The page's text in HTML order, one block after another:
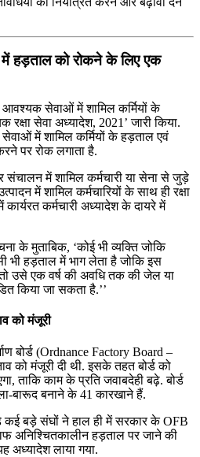
हड़ताल को रोकने के लिए एक
आवश्यक सेवाओं में शामिल कर्मियों के
सेवा अध्यादेश, 2021’ जारी किया.
में शामिल कर्मियों के हड़ताल एवं
पर रोक लगाता है.
संचालन में शामिल कर्मचारी या सेना से जुड़े
में शामिल कर्मचारियों के साथ ही रक्षा
कर्मचारी अध्यादेश के दायरे में
के मुताबिक, ‘कोई भी व्यक्ति जोकि
भी हड़ताल में भाग लेता है जोकि इस
उसे एक वर्ष की अवधि तक की जेल या
किया जा सकता है.’’
को मंजूरी
बोर्ड (Ordnance Factory Board –
को मंजूरी दी थी. इसके तहत बोर्ड को
ताकि काम के प्रति जवाबदेही बढ़े. बोर्ड
बारूद बनाने के 41 कारखाने हैं.
कई बड़े संघों ने हाल ही में सरकार के OFB
अनिश्चितकालीन हड़ताल पर जाने की
अध्यादेश लाया गया.